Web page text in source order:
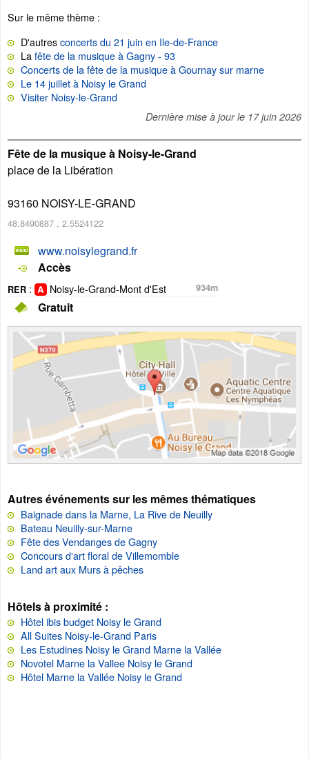
Sur le même thème :
D'autresconcerts du 21 juin en Ile-de-France
Lafête de la musique à Gagny - 93
Concerts de la fête de la musique à Gournay sur marne
Le 14 juillet à Noisy le Grand
Visiter Noisy-le-Grand
Dernière mise à jour le 17 juin 2026
Fête de la musique à Noisy-le-Grand
place de la Libération
93160 NOISY-LE-GRAND
48.8490887 , 2.5524122
www.noisylegrand.fr
Accès
RER : Noisy-le-Grand-Mont d'Est 934m
Gratuit
Autres événements sur les mêmes thématiques
Baignade dans la Marne, La Rive de Neuilly
Bateau Neuilly-sur-Marne
Fête des Vendanges de Gagny
Concours d'art floral de Villemomble
Land art aux Murs à pêches
Hôtels à proximité :
Hôtel ibis budget Noisy le Grand
All Suites Noisy-le-Grand Paris
Les Estudines Noisy le Grand Marne la Vallée
Novotel Marne la Vallee Noisy le Grand
Hôtel Marne la Vallée Noisy le Grand